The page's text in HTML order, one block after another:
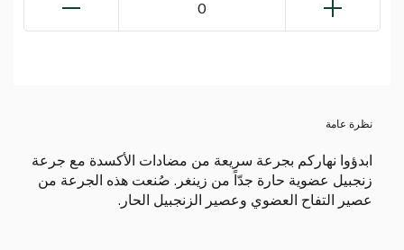
0
نظرة عامة
ابدؤوا نهاركم بجرعة سريعة من مضادات الأكسدة مع جرعة
زنجبيل عضوية حارة جدّاً من زينغر. صُنعت هذه الجرعة من
عصير التفاح العضوي وعصير الزنجبيل الحار.